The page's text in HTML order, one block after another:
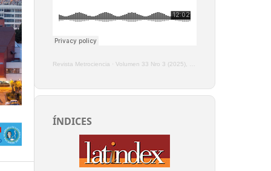
Revista Metrociencia · Volumen 33 Nro 3 (2025), Enero - Marzo
ÍNDICES